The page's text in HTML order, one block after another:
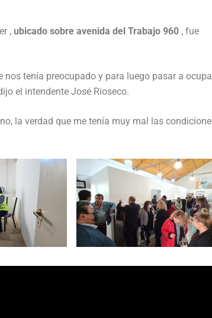
, ubicado sobre avenida del Trabajo 960 , fue
nos tenía preocupado y para luego pasar a
el intendente José Rioseco.
la verdad que me tenía muy mal las